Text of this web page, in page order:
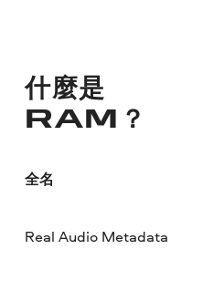
什麼是
RAM？
全名
Real Audio Metadata